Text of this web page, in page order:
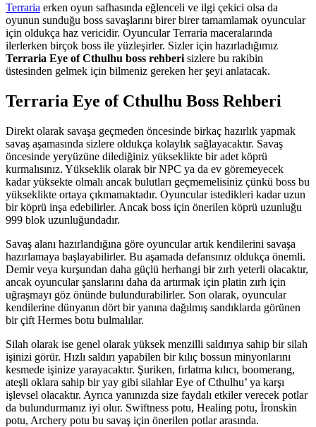
Terraria erken oyun safhasında eğlenceli ve ilgi çekici olsa da
oyunun sunduğu boss savaşlarını birer birer tamamlamak oyuncular
için oldukça haz vericidir. Oyuncular Terraria maceralarında
ilerlerken birçok boss ile yüzleşirler. Sizler için hazırladığımız
Terraria Eye of Cthulhu boss rehberi sizlere bu rakibin
üstesinden gelmek için bilmeniz gereken her şeyi anlatacak.
Terraria Eye of Cthulhu Boss Rehberi
Direkt olarak savaşa geçmeden öncesinde birkaç hazırlık yapmak
savaş aşamasında sizlere oldukça kolaylık sağlayacaktır. Savaş
öncesinde yeryüzüne dilediğiniz yükseklikte bir adet köprü
kurmalısınız. Yükseklik olarak bir NPC ya da ev göremeyecek
kadar yüksekte olmalı ancak bulutları geçmemelisiniz çünkü boss bu
yükseklikte ortaya çıkmamaktadır. Oyuncular istedikleri kadar uzun
bir köprü inşa edebilirler. Ancak boss için önerilen köprü uzunluğu
999 blok uzunluğundadır.
Savaş alanı hazırlandığına göre oyuncular artık kendilerini savaşa
hazırlamaya başlayabilirler. Bu aşamada defansınız oldukça önemli.
Demir veya kurşundan daha güçlü herhangi bir zırh yeterli olacaktır,
ancak oyuncular şanslarını daha da artırmak için platin zırh için
uğraşmayı göz önünde bulundurabilirler. Son olarak, oyuncular
kendilerine dünyanın dört bir yanına dağılmış sandıklarda görünen
bir çift Hermes botu bulmalılar.
Silah olarak ise genel olarak yüksek menzilli saldırıya sahip bir silah
işinizi görür. Hızlı saldırı yapabilen bir kılıç bossun minyonlarını
kesmede işinize yarayacaktır. Şuriken, fırlatma kılıcı, boomerang,
ateşli oklara sahip bir yay gibi silahlar Eye of Cthulhu’ ya karşı
işlevsel olacaktır. Ayrıca yanınızda size faydalı etkiler verecek potlar
da bulundurmanız iyi olur. Swiftness potu, Healing potu, İronskin
potu, Archery potu bu savaş için önerilen potlar arasında.